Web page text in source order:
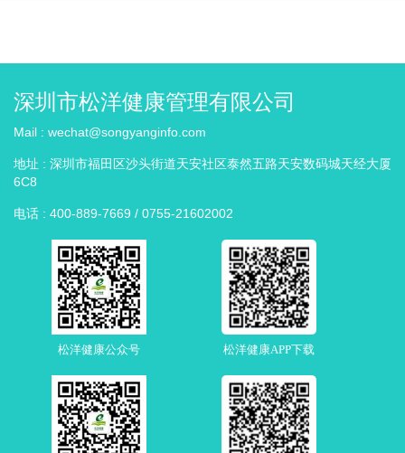
深圳市松洋健康管理有限公司
Mail : wechat@songyanginfo.com
地址 : 深圳市福田区沙头街道天安社区泰然五路天安数码城天经大厦
6C8
电话 : 400-889-7669 / 0755-21602002
松洋健康公众号 松洋健康APP下载